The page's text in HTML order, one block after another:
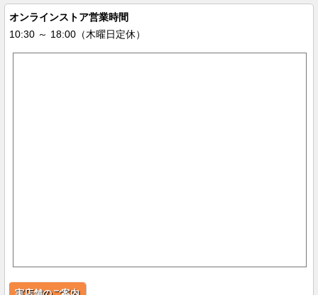
オンラインストア営業時間
10:30 ～ 18:00（木曜日定休）